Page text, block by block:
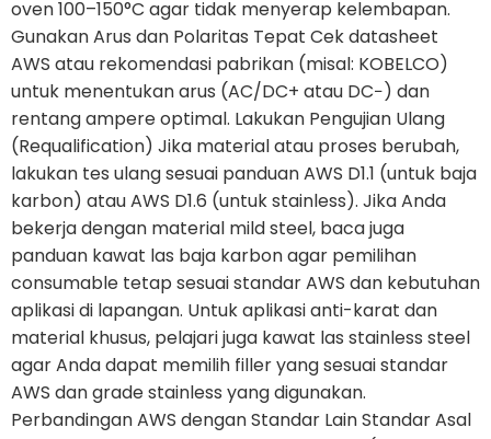
oven 100–150°C agar tidak menyerap kelembapan.
Gunakan Arus dan Polaritas Tepat Cek datasheet
AWS atau rekomendasi pabrikan (misal: KOBELCO)
untuk menentukan arus (AC/DC+ atau DC−) dan
rentang ampere optimal. Lakukan Pengujian Ulang
(Requalification) Jika material atau proses berubah,
lakukan tes ulang sesuai panduan AWS D1.1 (untuk baja
karbon) atau AWS D1.6 (untuk stainless). Jika Anda
bekerja dengan material mild steel, baca juga
panduan kawat las baja karbon agar pemilihan
consumable tetap sesuai standar AWS dan kebutuhan
aplikasi di lapangan. Untuk aplikasi anti-karat dan
material khusus, pelajari juga kawat las stainless steel
agar Anda dapat memilih filler yang sesuai standar
AWS dan grade stainless yang digunakan.
Perbandingan AWS dengan Standar Lain Standar Asal